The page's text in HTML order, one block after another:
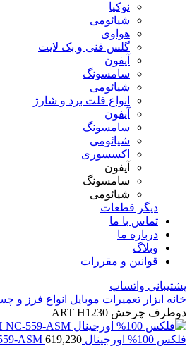
نوکیا
شیائومی
هواوی
گلس فنی و بک لایت
آیفون
سامسونگ
شیائومی
انواع فلت برد و شارژ
آیفون
سامسونگ
شیائومی
اکسسوری
آیفون
سامسونگ
شیائومی
دیگر قطعات
تماس با ما
درباره ما
وبلاگ
قوانین و مقررات
پشتیبانی واتساپ
خانه ابزار تعمیرات موبایل انواع فرز و
دوطرف چرخش ART H1230
فلکس 100% اورجینال AMTECH NC-559-ASM 619,230